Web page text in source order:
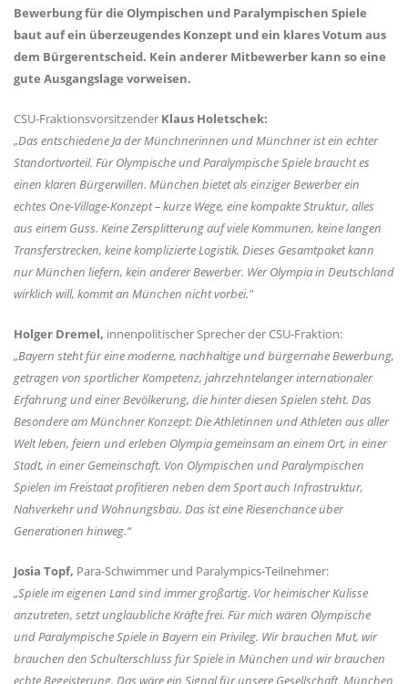
Bewerbung für die Olympischen und Paralympischen Spiele
baut auf ein überzeugendes Konzept und ein klares Votum aus
dem Bürgerentscheid. Kein anderer Mitbewerber kann so eine
gute Ausgangslage vorweisen.
CSU-Fraktionsvorsitzender Klaus Holetschek:
Das entschiedene Ja der Münchnerinnen und Münchner ist ein echter
Standortvorteil. Für Olympische und Paralympische Spiele braucht es
einen klaren Bürgerwillen. München bietet als einziger Bewerber ein
echtes One-Village-Konzept – kurze Wege, eine kompakte Struktur, alles
aus einem Guss. Keine Zersplitterung auf viele Kommunen, keine langen
Transferstrecken, keine komplizierte Logistik. Dieses Gesamtpaket kann
nur München liefern, kein anderer Bewerber. Wer Olympia in Deutschland
wirklich will, kommt an München nicht vorbei."
Holger Dremel, innenpolitischer Sprecher der CSU-Fraktion:
Bayern steht für eine moderne, nachhaltige und bürgernahe Bewerbung,
getragen von sportlicher Kompetenz, jahrzehntelanger internationaler
Erfahrung und einer Bevölkerung, die hinter diesen Spielen steht. Das
Besondere am Münchner Konzept: Die Athletinnen und Athleten aus aller
Welt leben, feiern und erleben Olympia gemeinsam an einem Ort, in einer
Stadt, in einer Gemeinschaft. Von Olympischen und Paralympischen
Spielen im Freistaat profitieren neben dem Sport auch Infrastruktur,
Nahverkehr und Wohnungsbau. Das ist eine Riesenchance über
Generationen hinweg.“
Josia Topf, Para-Schwimmer und Paralympics-Teilnehmer:
Spiele im eigenen Land sind immer großartig. Vor heimischer Kulisse
anzutreten, setzt unglaubliche Kräfte frei. Für mich wären Olympische
und Paralympische Spiele in Bayern ein Privileg. Wir brauchen Mut, wir
brauchen den Schulterschluss für Spiele in München und wir brauchen
echte Begeisterung. Das wäre ein Signal für unsere Gesellschaft. München